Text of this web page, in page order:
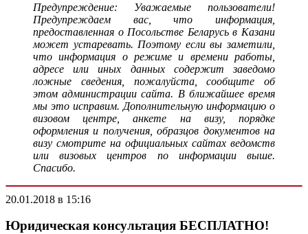
Предупреждение: Уважаемые пользователи!
Предупреждаем вас, что информация,
предоставленная о Посольстве Беларусь в Казани
может устаревать. Поэтому если вы заметили,
что информация о режиме и времени работы,
адресе или иных данных содержит заведомо
ложные сведения, пожалуйста, сообщите об
этом администрации сайта. В ближайшее время
мы это исправим. Дополнительную информацию о
визовом центре, анкете на визу, порядке
оформления и получения, образцов документов на
визу смотрите на официальных сайтах ведомств
или визовых центров по информации выше.
Спасибо.
20.01.2018 в 15:16
Юридическая консультация БЕСПЛАТНО!